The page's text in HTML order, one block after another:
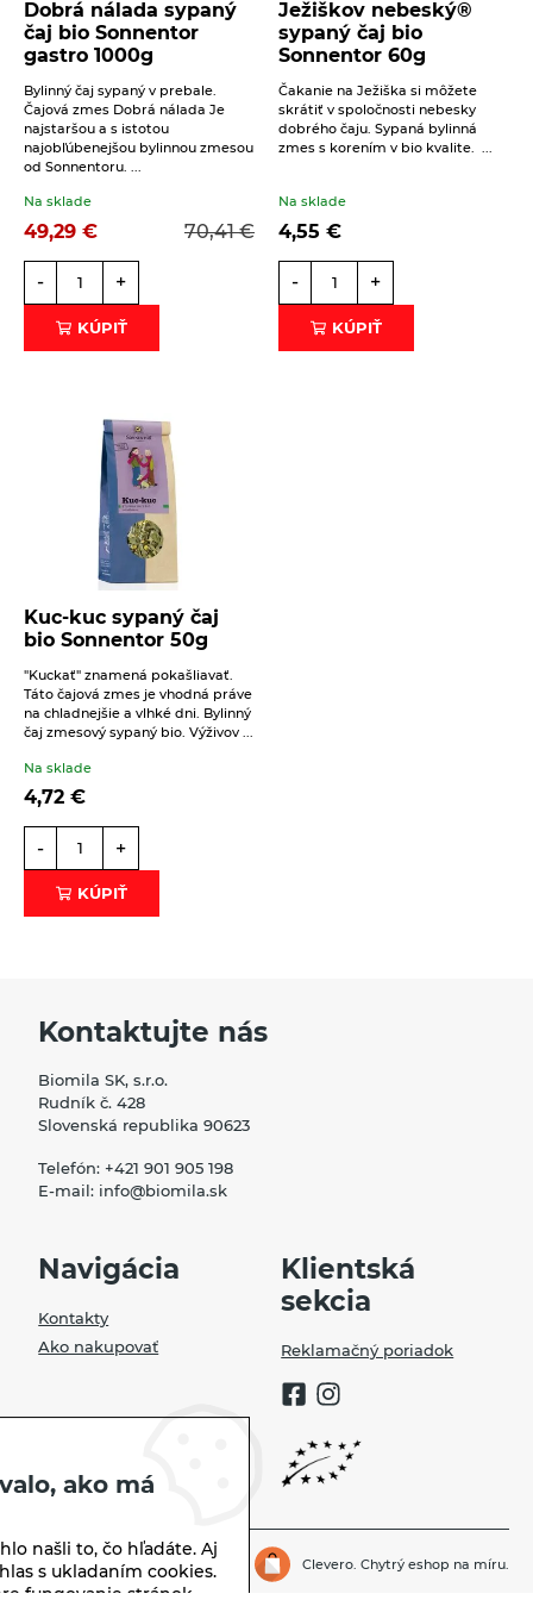
Éterické oleje na kulinárske účely
Keramické slniečko
Kúpele na detoxikáciu organizmu
Literatúra
Propagačný materiál
Beriem na vedomiespracovanie osobných údajov.
ODOSLAŤ
Dobrá nálada sypaný
čaj bio Sonnentor
gastro 1000g
Bylinný čaj sypaný v prebale.
Čajová zmes Dobrá nálada Je
najstaršou a s istotou
najobľúbenejšou bylinnou zmesou
od Sonnentoru. ...
Na sklade
49,29 € 70,41€
- +
KÚPIŤ
Ježiškov nebeský®
sypaný čaj bio
Sonnentor 60g
Čakanie na Ježiška si môžete
skrátiť v spoločnosti nebesky
dobrého čaju. Sypaná bylinná
zmes s korením v bio kvalite. ...
Na sklade
4,55 €
- +
KÚPIŤ
Kuc-kuc sypaný čaj
bio Sonnentor 50g
"Kuckať" znamená pokašliavať.
Táto čajová zmes je vhodná práve
na chladnejšie a vlhké dni. Bylinný
čaj zmesový sypaný bio. Výživov ...
Na sklade
4,72 €
- +
KÚPIŤ
Kontaktujte nás
Biomila SK, s.r.o.
Rudník č. 428
Slovenská republika 90623
Telefón: +421 901 905 198
E-mail: info@biomila.sk
Navigácia
Kontakty
Ako nakupovať
Klientská
sekcia
Reklamačný poriadok
Biomila.sk | © 2026 Clevero. Chytrý eshop na míru.
ako má
našli to, čo hľadáte. Aj
s ukladaním cookies.
fungovanie stránok,